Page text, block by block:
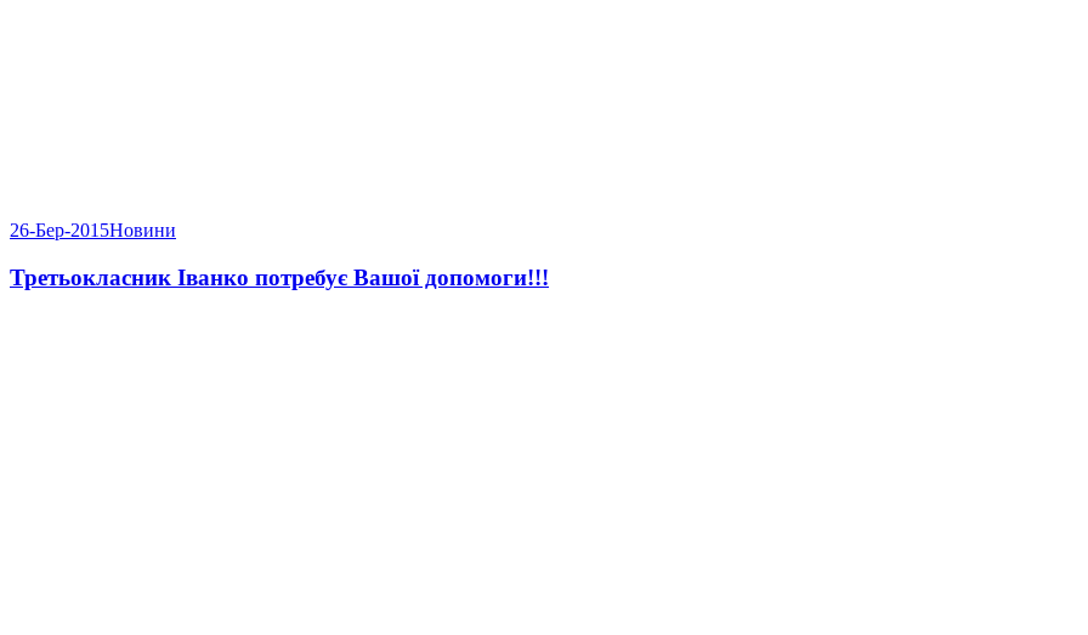
26-Бер-2015Новини
Третьокласник Іванко потребує Вашої допомоги!!!